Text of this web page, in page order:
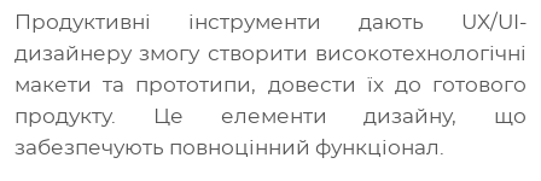
Продуктивні інструменти дають UX/UI-
дизайнеру змогу створити високотехнологічні
макети та прототипи, довести їх до готового
продукту. Це елементи дизайну, що
забезпечують повноцінний функціонал.